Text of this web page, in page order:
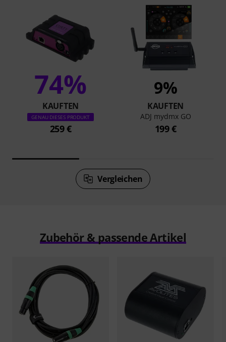
74%
KAUFTEN
GENAU DIESES PRODUKT
259 €
9%
KAUFTEN
ADJ mydmx GO
199 €
Vergleichen
Zubehör & passende Artikel